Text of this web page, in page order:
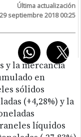
Última actualización
29 septiembre 2018 00:25
y la mercancía
en
sólidos
(+4,28%) y la
líquidos